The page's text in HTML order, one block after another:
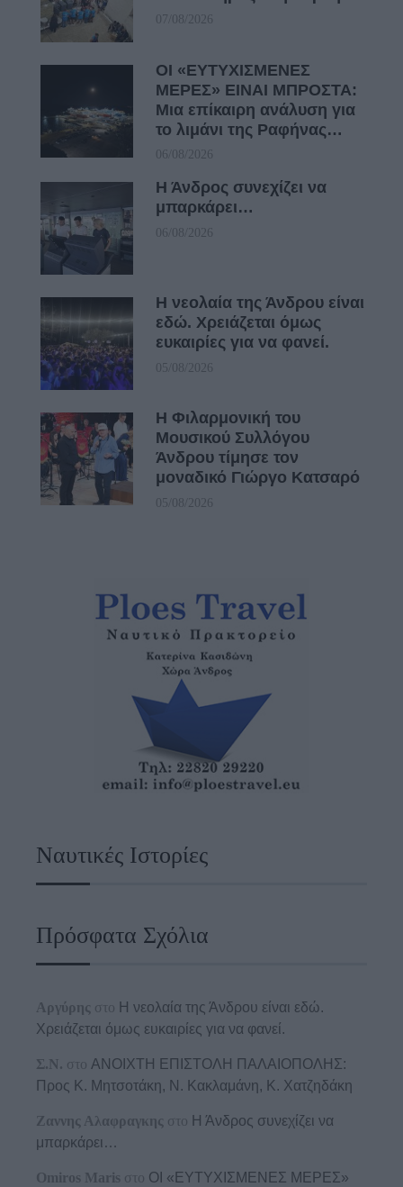
07/08/2026
ΟΙ «ΕΥΤΥΧΙΣΜΕΝΕΣ
ΜΕΡΕΣ» ΕΙΝΑΙ ΜΠΡΟΣΤΑ:
Μια επίκαιρη ανάλυση για
το λιμάνι της Ραφήνας…
06/08/2026
Η Άνδρος συνεχίζει να
μπαρκάρει…
06/08/2026
Η νεολαία της Άνδρου είναι
εδώ. Χρειάζεται όμως
ευκαιρίες για να φανεί.
05/08/2026
Η Φιλαρμονική του
Μουσικού Συλλόγου
Άνδρου τίμησε τον
μοναδικό Γιώργο Κατσαρό
05/08/2026
Ναυτικές Ιστορίες
Πρόσφατα Σχόλια
Αργύρης στο Η νεολαία της Άνδρου είναι εδώ.
Χρειάζεται όμως ευκαιρίες για να φανεί.
Σ.Ν. στο ΑΝΟΙΧΤΗ ΕΠΙΣΤΟΛΗ ΠΑΛΑΙΟΠΟΛΗΣ:
Προς K. Μητσοτάκη, N. Κακλαμάνη, K. Χατζηδάκη
Ζαννης Αλαφραγκης στο Η Άνδρος συνεχίζει να
μπαρκάρει…
Omiros Maris στο ΟΙ «ΕΥΤΥΧΙΣΜΕΝΕΣ ΜΕΡΕΣ»